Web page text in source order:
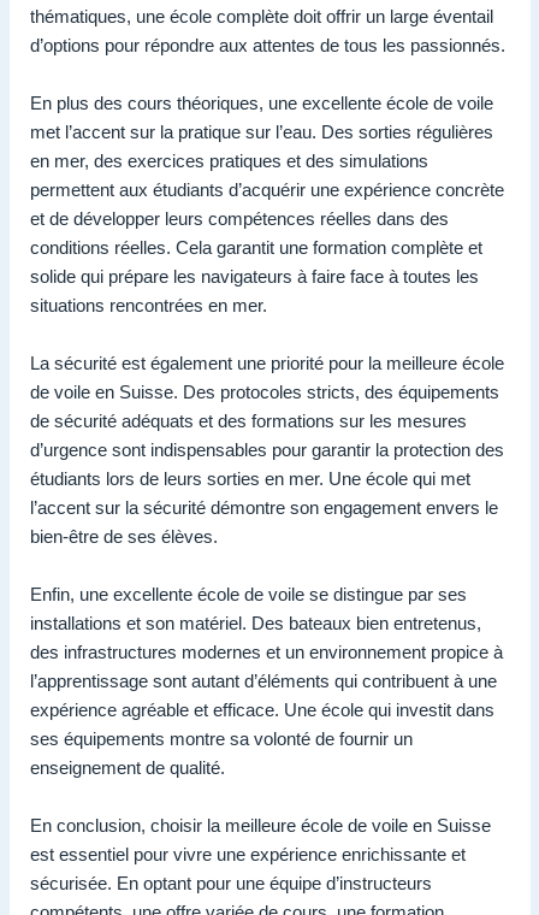
thématiques, une école complète doit offrir un large éventail
d’options pour répondre aux attentes de tous les passionnés.
En plus des cours théoriques, une excellente école de voile
met l’accent sur la pratique sur l’eau. Des sorties régulières
en mer, des exercices pratiques et des simulations
permettent aux étudiants d’acquérir une expérience concrète
et de développer leurs compétences réelles dans des
conditions réelles. Cela garantit une formation complète et
solide qui prépare les navigateurs à faire face à toutes les
situations rencontrées en mer.
La sécurité est également une priorité pour la meilleure école
de voile en Suisse. Des protocoles stricts, des équipements
de sécurité adéquats et des formations sur les mesures
d’urgence sont indispensables pour garantir la protection des
étudiants lors de leurs sorties en mer. Une école qui met
l’accent sur la sécurité démontre son engagement envers le
bien-être de ses élèves.
Enfin, une excellente école de voile se distingue par ses
installations et son matériel. Des bateaux bien entretenus,
des infrastructures modernes et un environnement propice à
l’apprentissage sont autant d’éléments qui contribuent à une
expérience agréable et efficace. Une école qui investit dans
ses équipements montre sa volonté de fournir un
enseignement de qualité.
En conclusion, choisir la meilleure école de voile en Suisse
est essentiel pour vivre une expérience enrichissante et
sécurisée. En optant pour une équipe d’instructeurs